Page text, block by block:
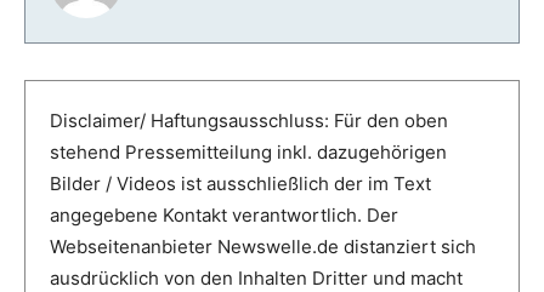
Disclaimer/ Haftungsausschluss: Für den oben
stehend Pressemitteilung inkl. dazugehörigen
Bilder / Videos ist ausschließlich der im Text
angegebene Kontakt verantwortlich. Der
Webseitenanbieter Newswelle.de distanziert sich
ausdrücklich von den Inhalten Dritter und macht